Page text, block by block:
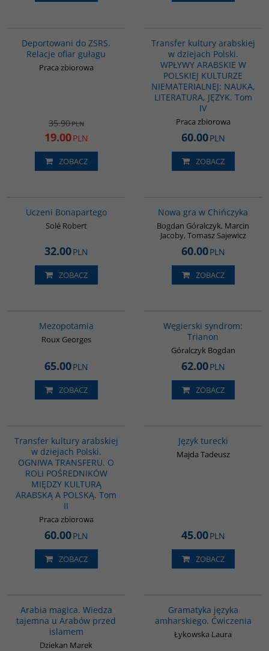
Deportowani do ZSRS.
Relacje ofiar gułagu
Praca zbiorowa
35.90PLN
19.00PLN
ZOBACZ
Transfer kultury arabskiej
w dziejach Polski.
WPŁYWY ARABSKIE W
POLSKIEJ KULTURZE
NIEMATERIALNEJ: NAUKA,
LITERATURA, JĘZYK. Tom
IV
Praca zbiorowa
60.00PLN
ZOBACZ
Uczeni Bonapartego
Solé Robert
32.00PLN
ZOBACZ
Nowa gra w Chińczyka
Bogdan Góralczyk, Marcin
Jacoby, Tomasz Sajewicz
60.00PLN
ZOBACZ
Mezopotamia
Roux Georges
65.00PLN
ZOBACZ
Węgierski syndrom:
Trianon
Góralczyk Bogdan
62.00PLN
ZOBACZ
Transfer kultury arabskiej
w dziejach Polski.
OGNIWA TRANSFERU. O
ROLI POŚREDNIKÓW
MIĘDZY KULTURĄ
ARABSKĄ A POLSKĄ. Tom
II
Praca zbiorowa
60.00PLN
ZOBACZ
Język turecki
Majda Tadeusz
45.00PLN
ZOBACZ
Arabia magica. Wiedza
tajemna u Arabów przed
islamem
Dziekan Marek
Gramatyka języka
amharskiego. Ćwiczenia
Łykowska Laura